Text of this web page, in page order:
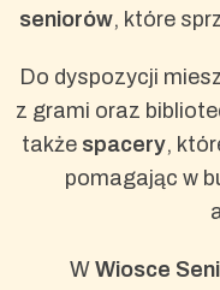
seniorów, które
Do dyspozycji
z grami oraz
także spacery,
pomagając w
W Wiosce